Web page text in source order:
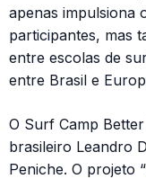
apenas impulsiona
participantes, mas
entre escolas de
entre Brasil e
O Surf Camp
brasileiro Leandro
Peniche. O projeto